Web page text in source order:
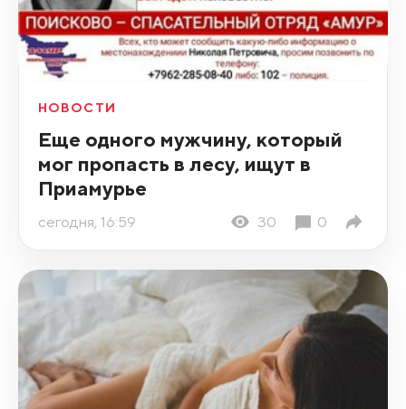
НОВОСТИ
Еще одного мужчину, который
мог пропасть в лесу, ищут в
Приамурье
сегодня, 16:59 30 0